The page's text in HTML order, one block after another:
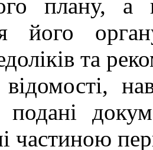
плану, а
його
та
частиною